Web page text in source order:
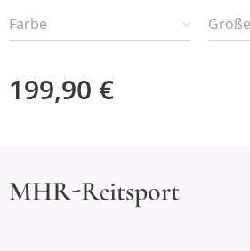
Farbe Größe
199,90 €
MHR-Reitsport